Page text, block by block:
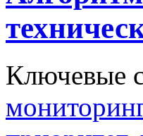
Ключевые